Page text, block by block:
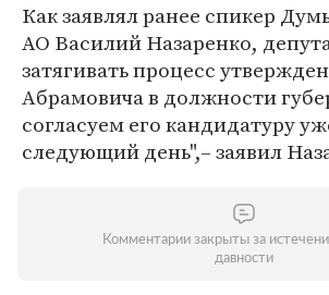
Как заявлял ранее спикер
АО Василий Назаренко,
затягивать процесс
Абрамовича в должности
согласуем его кандидатуру
следующий день",– заявил
Комментарии закрыты за
давности